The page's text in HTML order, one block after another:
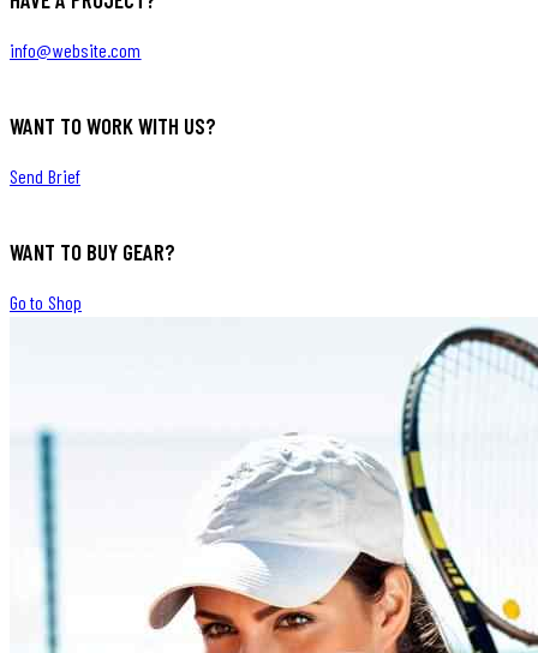
info@website.com
WANT TO WORK WITH US?
Send Brief
WANT TO BUY GEAR?
Go to Shop